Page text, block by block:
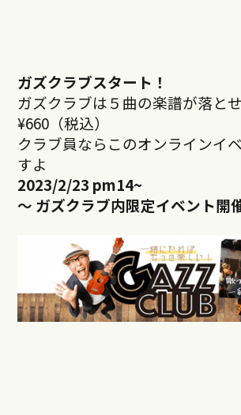
ガズクラブスタート！
ガズクラブは５曲の楽譜が落と
¥660（税込）
クラブ員ならこのオンラインイ
すよ
2023/2/23 pm14~
～ ガズクラブ内限定イベント開